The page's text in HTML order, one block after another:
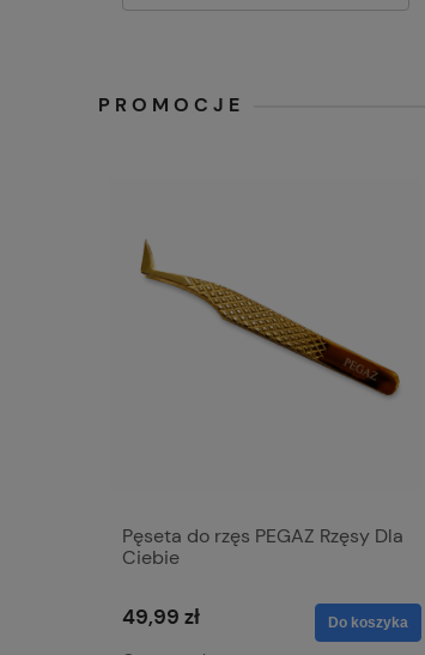
PROMOCJE
Pęseta do rzęs PEGAZ Rzęsy Dla
Ciebie
49,99 zł Do koszyka